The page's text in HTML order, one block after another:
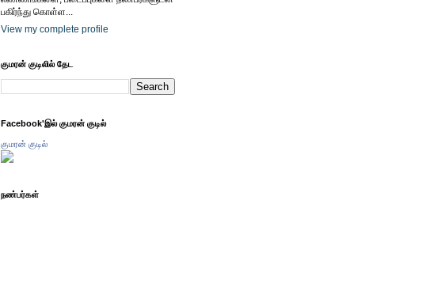
பகிர்ந்து கொள்ள...
View my complete profile
குமரன் குடிலில் தேட
Facebook'இல் குமரன் குடில்
குமரன் குடில்
நண்பர்கள்